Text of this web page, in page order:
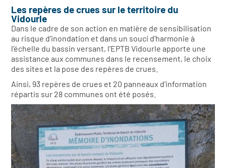
Les repères de crues sur le territoire du
Vidourle
Dans le cadre de son action en matière de sensibilisation
au risque d’inondation et dans un souci d’harmonie à
l’échelle du bassin versant, l’EPTB Vidourle apporte une
assistance aux communes dans le recensement, le choix
des sites et la pose des repères de crues.
Ainsi, 93 repères de crues et 20 panneaux d’information
répartis sur 28 communes ont été posés.